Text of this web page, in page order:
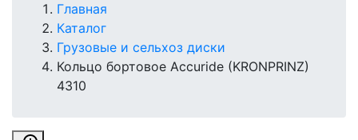
Главная
Каталог
Грузовые и сельхоз диски
Кольцо бортовое Accuride (KRONPRINZ)
4310